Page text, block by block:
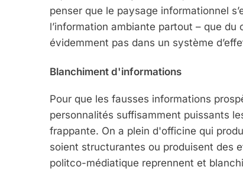
penser que le paysage informationnel
l’information ambiante partout – que
évidemment pas dans un système
Blanchiment d'informations
Pour que les fausses informations
personnalités suffisamment puissants
frappante. On a plein d'officine qui
soient structurantes ou produisent des
politco-médiatique reprennent et